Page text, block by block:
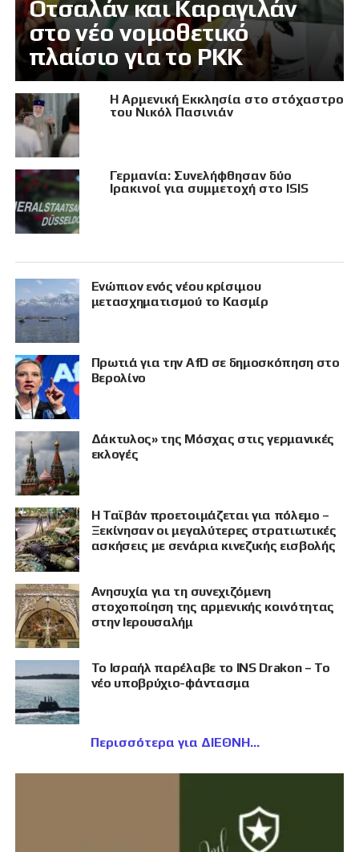
Οτσαλάν και Καραγιλάν
στο νέο νομοθετικό
πλαίσιο για το PKK
Η Αρμενική Εκκλησία στο στόχαστρο
του Νικόλ Πασινιάν
Γερμανία: Συνελήφθησαν δύο
Ιρακινοί για συμμετοχή στο ISIS
Eνώπιον ενός νέου κρίσιμου
μετασχηματισμού το Κασμίρ
Πρωτιά για την AfD σε δημοσκόπηση στο
Βερολίνο
Δάκτυλος» της Μόσχας στις γερμανικές
εκλογές
Η Ταϊβάν προετοιμάζεται για πόλεμο –
Ξεκίνησαν οι μεγαλύτερες στρατιωτικές
ασκήσεις με σενάρια κινεζικής εισβολής
Ανησυχία για τη συνεχιζόμενη
στοχοποίηση της αρμενικής κοινότητας
στην Ιερουσαλήμ
Το Ισραήλ παρέλαβε το INS Drakon – Το
νέο υποβρύχιο-φάντασμα
Περισσότερα για ΔΙΕΘΝΗ